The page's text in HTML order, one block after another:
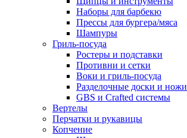
Наборы для барбекю
Прессы для бургера/мяса
Шампуры
Гриль-посуда
Ростеры и подставки
Противни и сетки
Воки и гриль-посуда
Разделочные доски и ножи
GBS и Crafted системы
Вертелы
Перчатки и рукавицы
Копчение